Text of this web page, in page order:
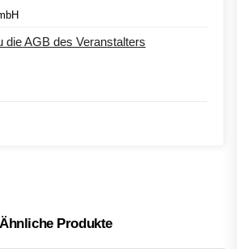
die AGB des Veranstalters
Ähnliche Produkte